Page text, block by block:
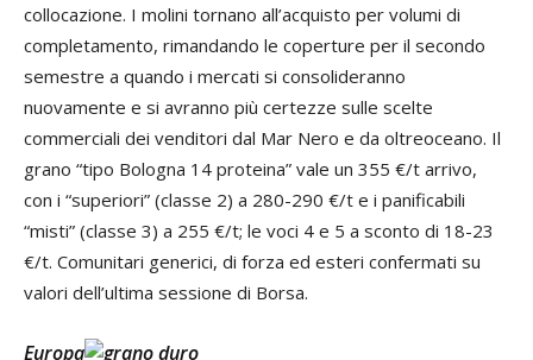
collocazione. I molini tornano all’acquisto per volumi di
completamento, rimandando le coperture per il secondo
semestre a quando i mercati si consolideranno
nuovamente e si avranno più certezze sulle scelte
commerciali dei venditori dal Mar Nero e da oltreoceano. Il
grano “tipo Bologna 14 proteina” vale un 355 €/t arrivo,
con i “superiori” (classe 2) a 280-290 €/t e i panificabili
“misti” (classe 3) a 255 €/t; le voci 4 e 5 a sconto di 18-23
€/t. Comunitari generici, di forza ed esteri confermati su
valori dell’ultima sessione di Borsa.
Europa